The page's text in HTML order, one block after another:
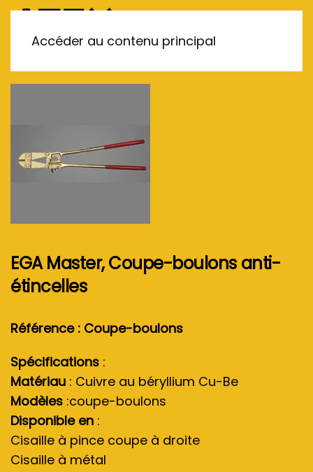
Accéder au contenu principal
EGA Master, Coupe-boulons anti-
étincelles
Référence : Coupe-boulons
Spécifications :
Matériau : Cuivre au béryllium Cu-Be
Modèles :coupe-boulons
Disponible en :
Cisaille à pince coupe à droite
Cisaille à métal